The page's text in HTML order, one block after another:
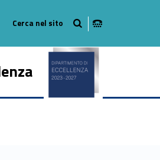
62